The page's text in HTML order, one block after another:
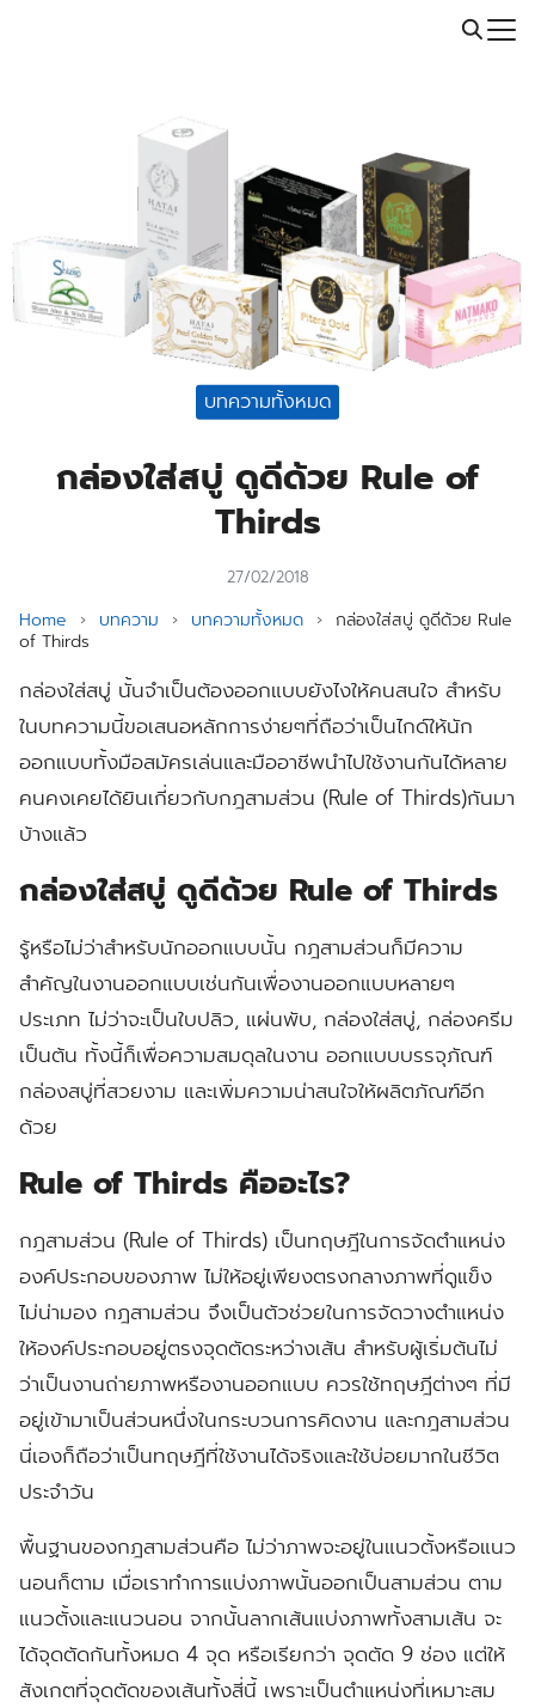
Call: 064-246-5614 | Line: @thaiprintshop
บทความทั้งหมด
กล่องใส่สบู่ ดูดีด้วย Rule of
Thirds
27/02/2018
Home › บทความ › บทความทั้งหมด › กล่องใส่สบู่ ดูดีด้วย Rule
of Thirds
กล่องใส่สบู่ นั้นจำเป็นต้องออกแบบยังไงให้คนสนใจ สำหรับ
ในบทความนี้ขอเสนอหลักการง่ายๆที่ถือว่าเป็นไกด์ให้นัก
ออกแบบทั้งมือสมัครเล่นและมืออาชีพนำไปใช้งานกันได้หลาย
คนคงเคยได้ยินเกี่ยวกับกฎสามส่วน (Rule of Thirds)กันมา
บ้างแล้ว
กล่องใส่สบู่ ดูดีด้วย Rule of Thirds
รู้หรือไม่ว่าสำหรับนักออกแบบนั้น กฎสามส่วนก็มีความ
สำคัญในงานออกแบบเช่นกันเพื่องานออกแบบหลายๆ
ประเภท ไม่ว่าจะเป็นใบปลิว, แผ่นพับ, กล่องใส่สบู่, กล่องครีม
เป็นต้น ทั้งนี้ก็เพื่อความสมดุลในงาน ออกแบบบรรจุภัณฑ์
กล่องสบู่ที่สวยงาม และเพิ่มความน่าสนใจให้ผลิตภัณฑ์อีก
ด้วย
Rule of Thirds คืออะไร?
กฎสามส่วน (Rule of Thirds) เป็นทฤษฎีในการจัดตำแหน่ง
องค์ประกอบของภาพ ไม่ให้อยู่เพียงตรงกลางภาพที่ดูแข็ง
ไม่น่ามอง กฎสามส่วน จึงเป็นตัวช่วยในการจัดวางตำแหน่ง
ให้องค์ประกอบอยู่ตรงจุดตัดระหว่างเส้น สำหรับผู้เริ่มต้นไม่
ว่าเป็นงานถ่ายภาพหรืองานออกแบบ ควรใช้ทฤษฎีต่างๆ ที่มี
อยู่เข้ามาเป็นส่วนหนึ่งในกระบวนการคิดงาน และกฎสามส่วน
นี่เองก็ถือว่าเป็นทฤษฎีที่ใช้งานได้จริงและใช้บ่อยมากในชีวิต
ประจำวัน
พื้นฐานของกฎสามส่วนคือ ไม่ว่าภาพจะอยู่ในแนวตั้งหรือแนว
นอนก็ตาม เมื่อเราทำการแบ่งภาพนั้นออกเป็นสามส่วน ตาม
แนวตั้งและแนวนอน จากนั้นลากเส้นแบ่งภาพทั้งสามเส้น จะ
ได้จุดตัดกันทั้งหมด 4 จุด หรือเรียกว่า จุดตัด 9 ช่อง แต่ให้
สังเกตที่จุดตัดของเส้นทั้งสี่นี้ เพราะเป็นตำแหน่งที่เหมาะสม